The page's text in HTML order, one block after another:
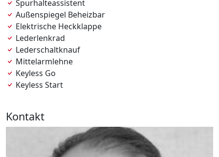
Spurhalteassistent
Außenspiegel Beheizbar
Elektrische Heckklappe
Lederlenkrad
Lederschaltknauf
Mittelarmlehne
Keyless Go
Keyless Start
Kontakt